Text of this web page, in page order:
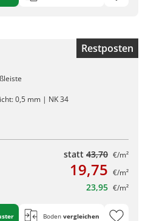
Restposten
0,5 mm | NK 34
statt 43,70 €/m²
19,75 €/m²
23,95 €/m²
Boden vergleichen